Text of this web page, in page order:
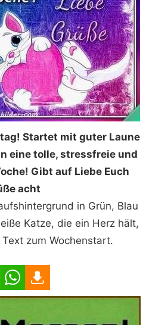
Startet mit guter Laune
eine tolle, stressfreie und
Gibt auf Liebe Euch
acht
in Grün, Blau
Katze, die ein Herz hält,
zum Wochenstart.